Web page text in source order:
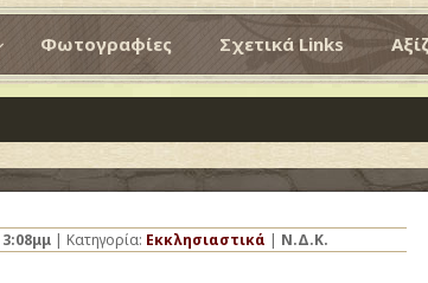
Φωτογραφίες Σχετικά Links
3:08μμ | Κατηγορία: Εκκλησιαστικά | Ν.Δ.Κ.